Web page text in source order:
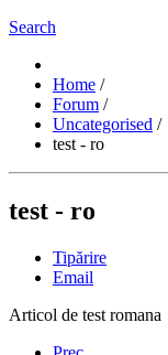
Search
Home /
Forum /
Uncategorised /
test - ro
test - ro
Tipărire
Email
Articol de test romana